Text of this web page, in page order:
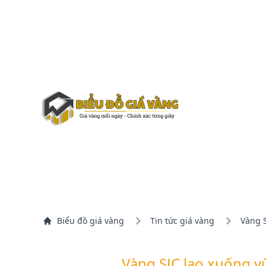
Biểu đồ giá vàng Tin tức giá vàng Vàng